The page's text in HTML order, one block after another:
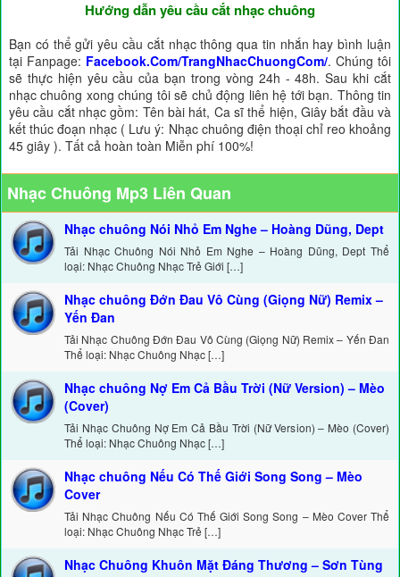
Hướng dẫn yêu cầu cắt nhạc chuông
Bạn có thể gửi yêu cầu cắt nhạc thông qua tin nhắn hay bình luận
tại Fanpage: Facebook.Com/TrangNhacChuongCom/. Chúng tôi
sẽ thực hiện yêu cầu của bạn trong vòng 24h - 48h. Sau khi cắt
nhạc chuông xong chúng tôi sẽ chủ động liên hệ tới bạn. Thông tin
yêu cầu cắt nhạc gồm: Tên bài hát, Ca sĩ thể hiện, Giây bắt đầu và
kết thúc đoạn nhạc ( Lưu ý: Nhạc chuông điện thoại chỉ reo khoảng
45 giây ). Tất cả hoàn toàn Miễn phí 100%!
Nhạc Chuông Mp3 Liên Quan
Nhạc chuông Nói Nhỏ Em Nghe – Hoàng Dũng, Dept
Tải Nhạc Chuông Nói Nhỏ Em Nghe – Hoàng Dũng, Dept Thể
loại: Nhạc Chuông Nhạc Trẻ Giới […]
Nhạc chuông Đớn Đau Vô Cùng (Giọng Nữ) Remix –
Yến Đan
Tải Nhạc Chuông Đớn Đau Vô Cùng (Giọng Nữ) Remix – Yến Đan
Thể loại: Nhạc Chuông Nhạc […]
Nhạc chuông Nợ Em Cả Bầu Trời (Nữ Version) – Mèo
(Cover)
Tải Nhạc Chuông Nợ Em Cả Bầu Trời (Nữ Version) – Mèo (Cover)
Thể loại: Nhạc Chuông Nhạc […]
Nhạc chuông Nếu Có Thế Giới Song Song – Mèo
Cover
Tải Nhạc Chuông Nếu Có Thế Giới Song Song – Mèo Cover Thể
loại: Nhạc Chuông Nhạc Trẻ […]
Nhạc Chuông Khuôn Mặt Đáng Thương – Sơn Tùng